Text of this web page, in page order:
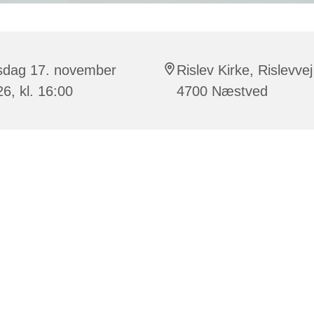
17. november
kl. 16:00
Rislev Kirke,
4700 Næstved